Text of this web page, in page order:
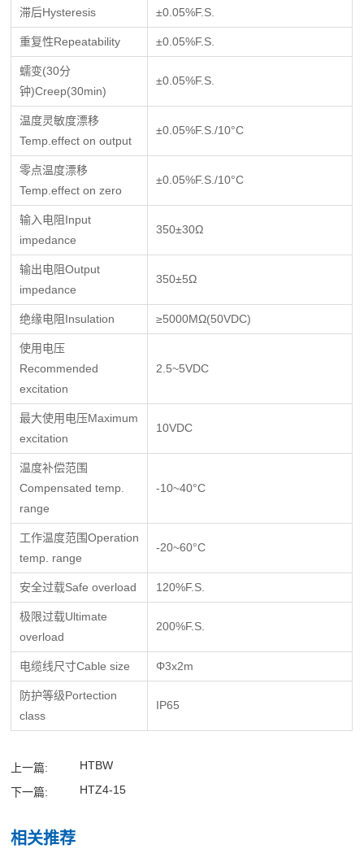
滞后Hysteresis ±0.05%F.S.
重复性Repeatability ±0.05%F.S.
蠕变(30分
钟)Creep(30min)
±0.05%F.S.
温度灵敏度漂移
Temp.effect on output
±0.05%F.S./10°C
零点温度漂移
Temp.effect on zero
±0.05%F.S./10°C
输入电阻Input
impedance
350±30Ω
输出电阻Output
impedance
350±5Ω
绝缘电阻Insulation ≥5000MΩ(50VDC)
使用电压
Recommended
excitation
2.5~5VDC
最大使用电压Maximum
excitation
10VDC
温度补偿范围
Compensated temp.
range
-10~40°C
工作温度范围Operation
temp. range
-20~60°C
安全过载Safe overload 120%F.S.
极限过载Ultimate
overload
200%F.S.
电缆线尺寸Cable size Φ3x2m
防护等级Portection
class
IP65
上一篇: HTBW
下一篇: HTZ4-15
相关推荐